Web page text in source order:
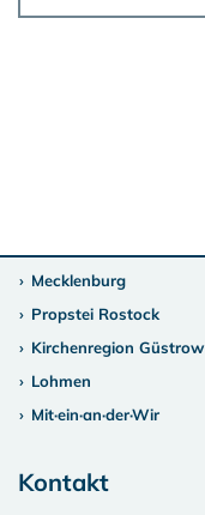
Mecklenburg
Propstei Rostock
Kirchenregion Güstrow
Lohmen
Mit·ein·an·der·Wir
Kontakt